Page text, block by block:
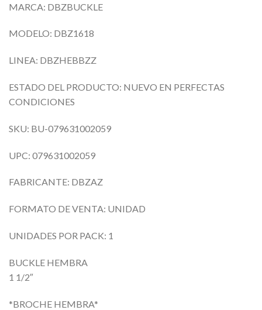
MARCA: DBZBUCKLE
MODELO: DBZ1618
LINEA: DBZHEBBZZ
ESTADO DEL PRODUCTO: NUEVO EN PERFECTAS
CONDICIONES
SKU: BU-079631002059
UPC: 079631002059
FABRICANTE: DBZAZ
FORMATO DE VENTA: UNIDAD
UNIDADES POR PACK: 1
BUCKLE HEMBRA
1 1/2″
*BROCHE HEMBRA*